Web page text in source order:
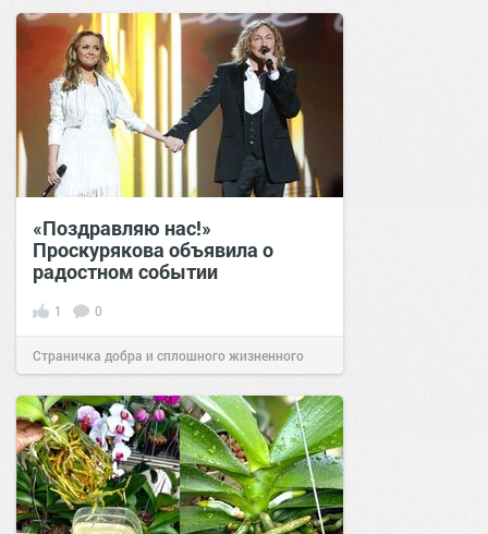
03 мар 2017
«Поздравляю нас!»
Проскурякова объявила о
радостном событии
1 0
Страничка добра и сплошного жизненного
позитива!14:2023 сен 2022